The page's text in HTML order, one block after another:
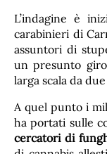
L’indagine è
carabinieri di
assuntori di
un presunto
larga scala da
A quel punto i
ha portati sulle
cercatori di